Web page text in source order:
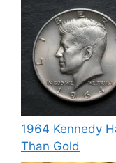
1964 Kennedy
Than Gold